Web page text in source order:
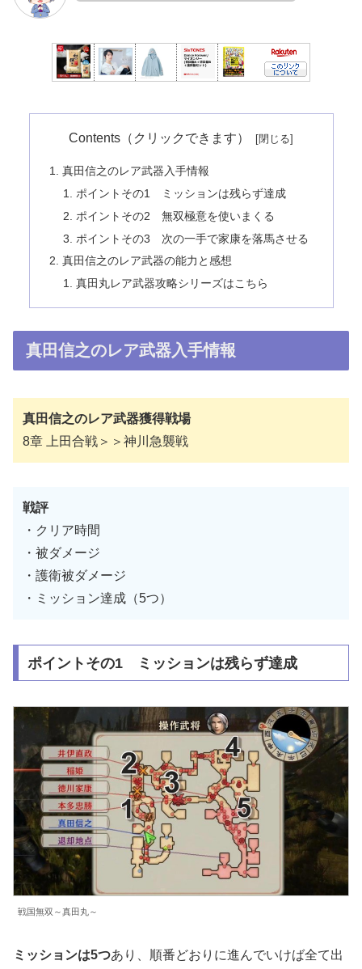
Contents（クリックできます）
真田信之のレア武器入手情報
ポイントその1 ミッションは残らず達成
ポイントその2 無双極意を使いまくる
ポイントその3 次の一手で家康を落馬させる
真田信之のレア武器の能力と感想
真田丸レア武器攻略シリーズはこちら
真田信之のレア武器入手情報
真田信之のレア武器獲得戦場
8章 上田合戦＞＞神川急襲戦
戦評
・クリア時間
・被ダメージ
・護衛被ダメージ
・ミッション達成（5つ）
ポイントその1 ミッションは残らず達成
戦国無双～真田丸～
ミッションは5つあり、順番どおりに進んでいけば全て出